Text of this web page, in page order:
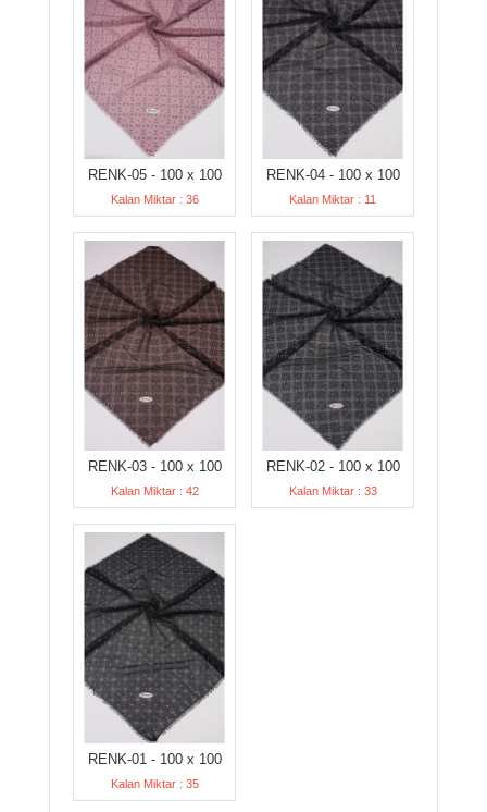
RENK-05 - 100 x 100
Kalan Miktar : 36
RENK-04 - 100 x 100
Kalan Miktar : 11
RENK-03 - 100 x 100
Kalan Miktar : 42
RENK-02 - 100 x 100
Kalan Miktar : 33
RENK-01 - 100 x 100
Kalan Miktar : 35